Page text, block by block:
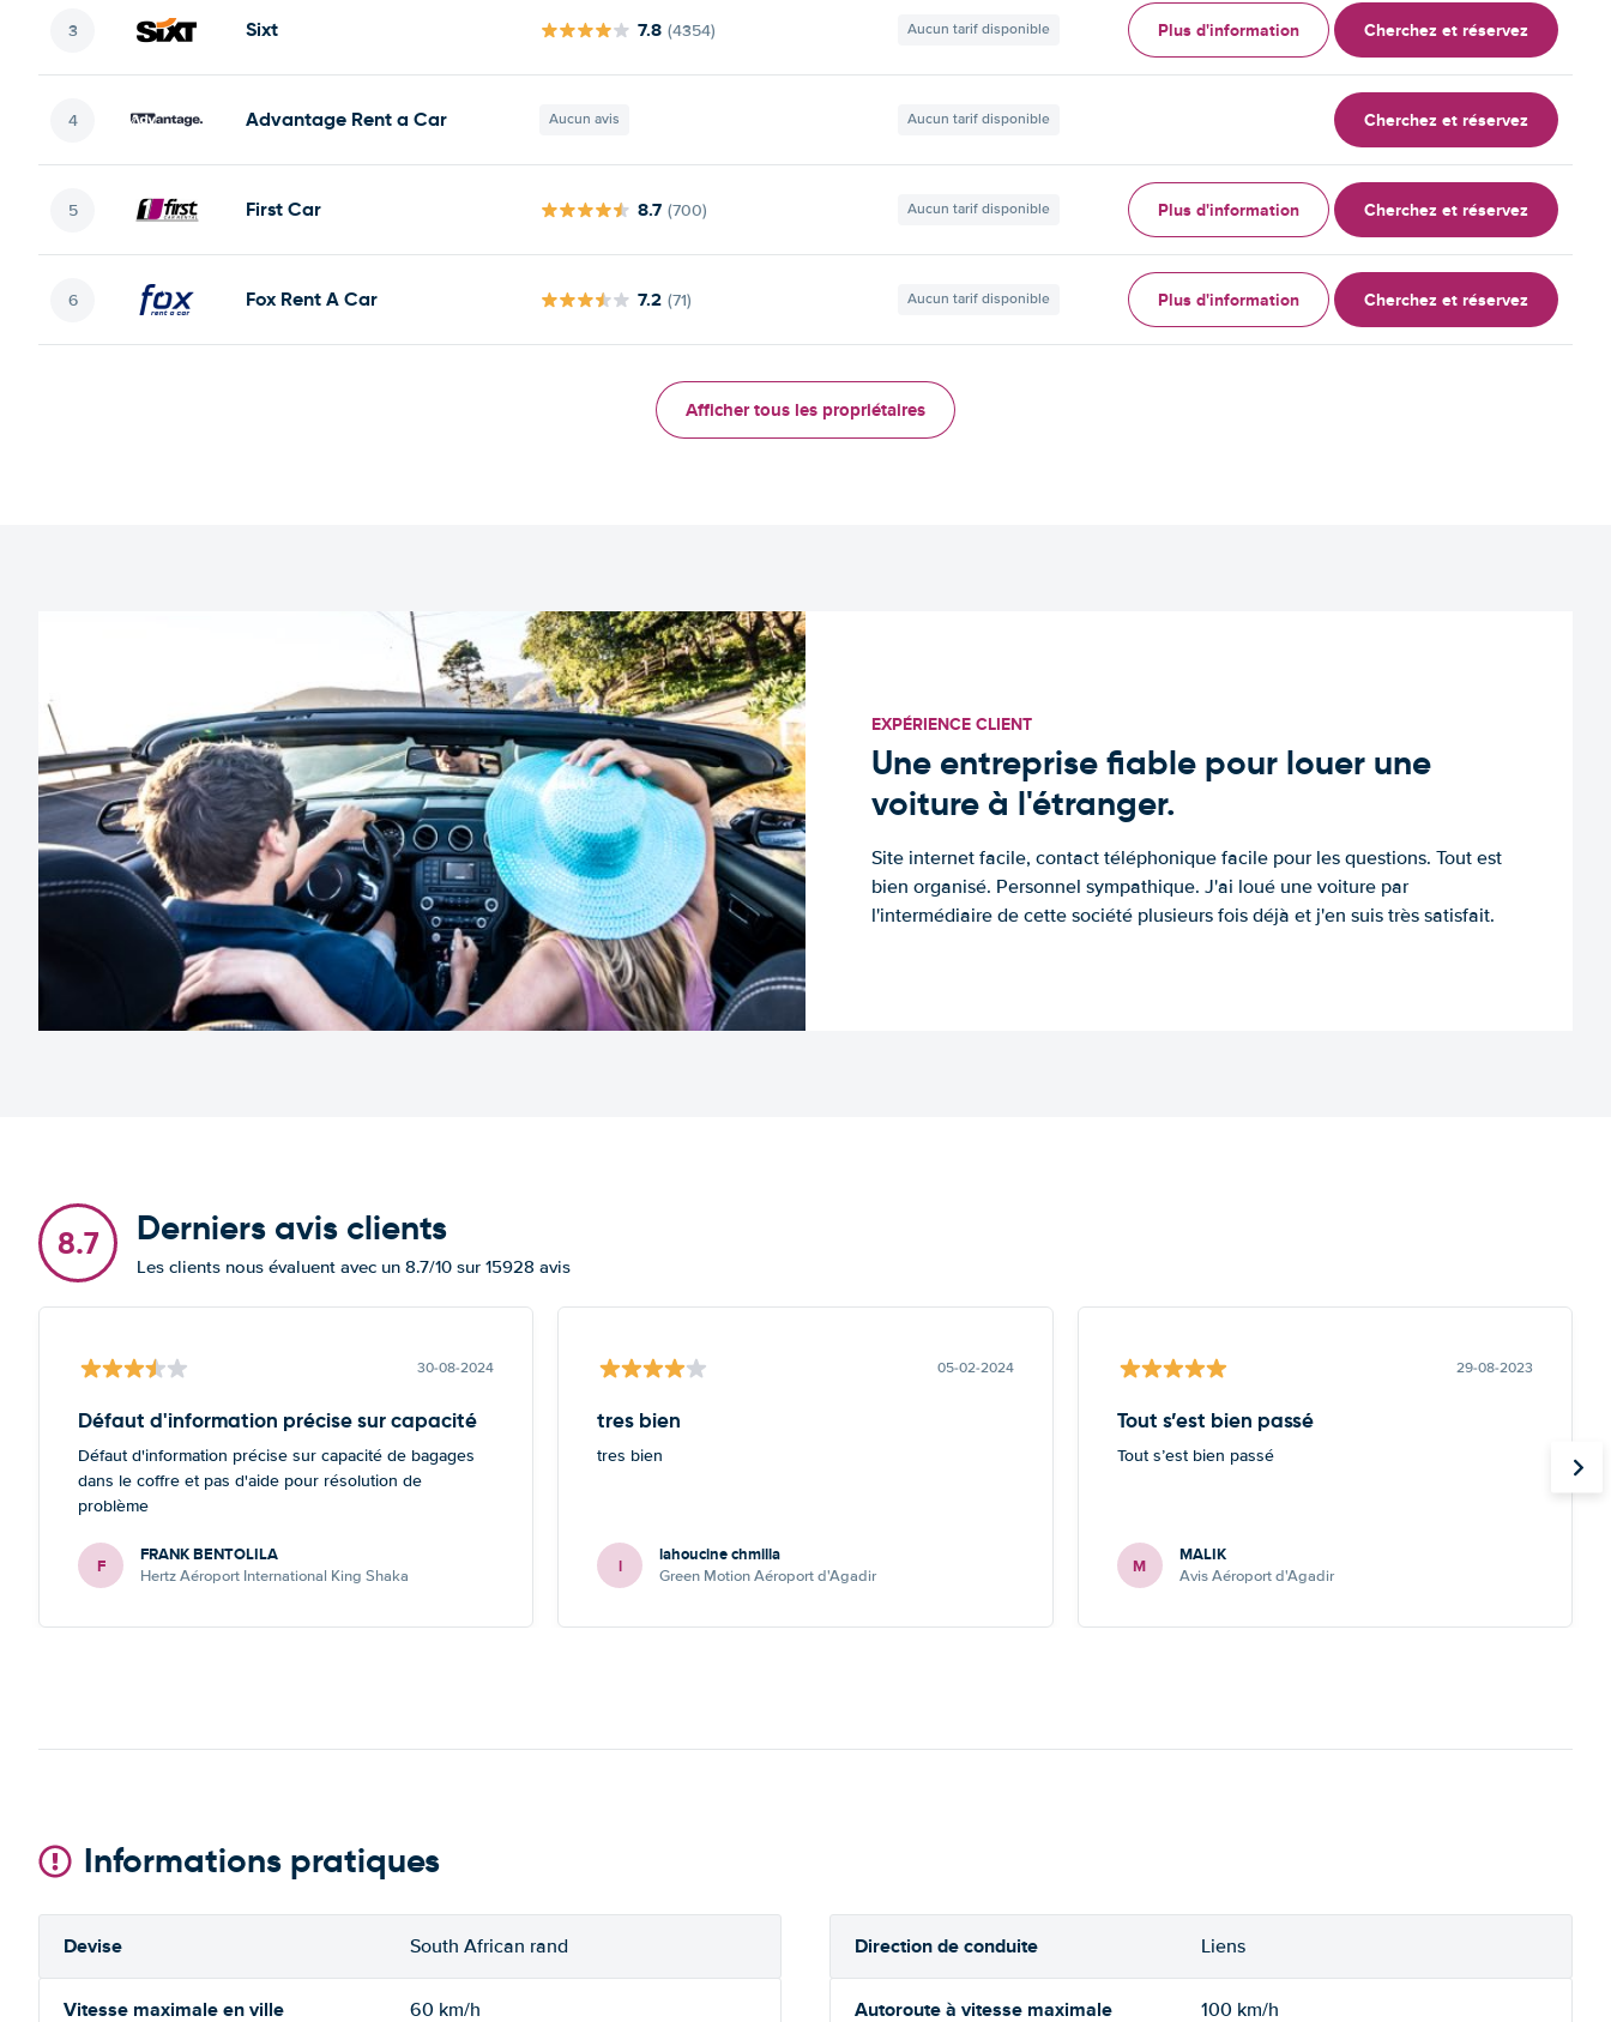
Sixt 7.8 (4354) Aucun tarif disponible Plus d'information Cherchez et réservez
Advantage Rent a Car Aucun avis Aucun tarif disponible Cherchez et réservez
First Car 8.7 (700) Aucun tarif disponible Plus d'information Cherchez et réservez
Fox Rent A Car 7.2 (71) Aucun tarif disponible Plus d'information Cherchez et réservez
Afficher tous les propriétaires
EXPÉRIENCE CLIENT
Une entreprise fiable pour louer une
voiture à l'étranger.
Site internet facile, contact téléphonique facile pour les questions. Tout est
bien organisé. Personnel sympathique. J'ai loué une voiture par
l'intermédiaire de cette société plusieurs fois déjà et j'en suis très satisfait.
8.7 Derniers avis clients
Les clients nous évaluent avec un 8.7/10 sur 15928 avis
30-08-2024
Défaut d'information précise sur capacité
Défaut d'information précise sur capacité de bagages
dans le coffre et pas d'aide pour résolution de
problème
F FRANK BENTOLILA
Hertz Aéroport International King Shaka
05-02-2024
tres bien
tres bien
l lahoucine chmilla
Green Motion Aéroport d'Agadir
29-08-2023
Tout s’est bien passé
Tout s’est bien passé
M MALIK
Avis Aéroport d'Agadir
Informations pratiques
Devise South African rand Direction de conduite Liens
Vitesse maximale en ville 60 km/h Autoroute à vitesse maximale 100 km/h